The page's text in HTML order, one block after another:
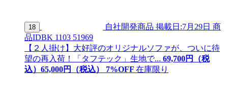
18 自社開発商品 掲載日:7月29日 商
品IDBK 1103 51969
【２人掛け】大好評のオリジナルソファが、ついに待
望の再入荷！「タフテック」生地で... 69,700円（税
込） 65,000円（税込） 7%OFF 在庫限り